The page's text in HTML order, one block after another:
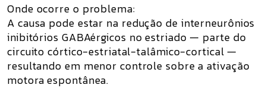
Onde ocorre o problema:
A causa pode estar na redução de interneurônios
inibitórios GABAérgicos no estriado — parte do
circuito córtico-estriatal-talâmico-cortical —
resultando em menor controle sobre a ativação
motora espontânea.